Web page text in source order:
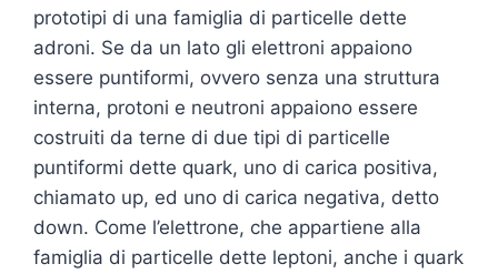
prototipi di una famiglia di particelle dette
adroni. Se da un lato gli elettroni appaiono
essere puntiformi, ovvero senza una struttura
interna, protoni e neutroni appaiono essere
costruiti da terne di due tipi di particelle
puntiformi dette quark, uno di carica positiva,
chiamato up, ed uno di carica negativa, detto
down. Come l’elettrone, che appartiene alla
famiglia di particelle dette leptoni, anche i quark